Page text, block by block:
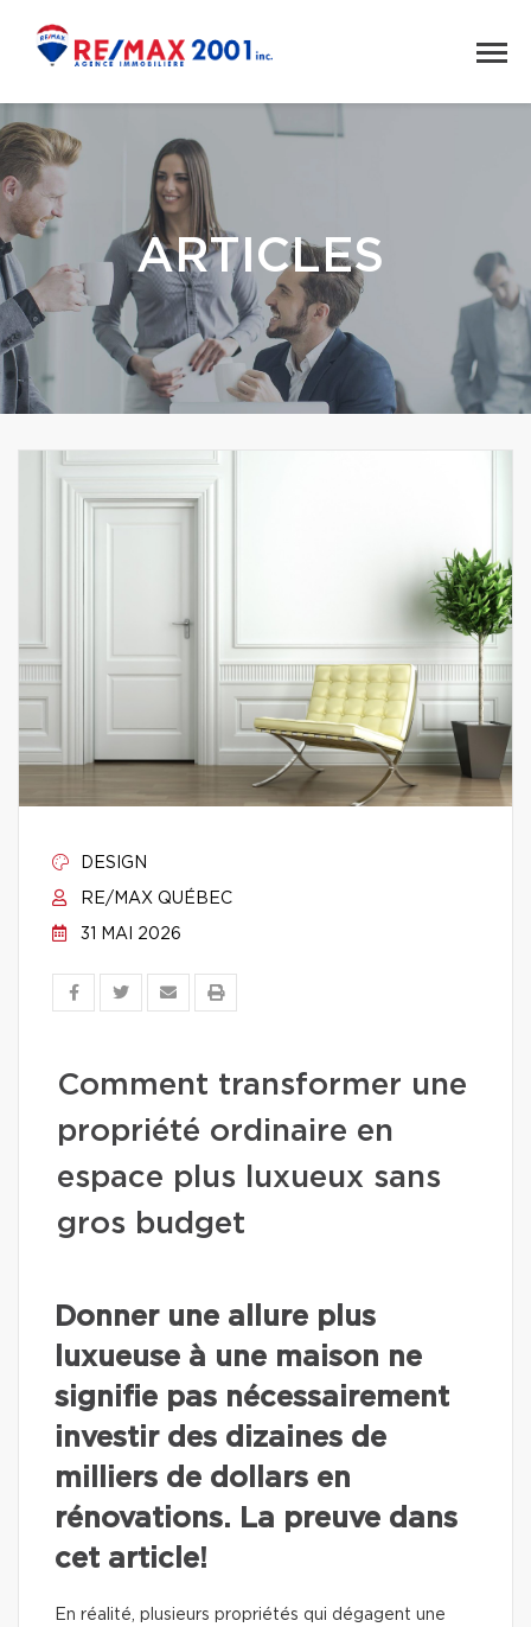
ARTICLES
DESIGN
RE/MAX QUÉBEC
31 MAI 2026
Comment transformer une
propriété ordinaire en
espace plus luxueux sans
gros budget
Donner une allure plus
luxueuse à une maison ne
signifie pas nécessairement
investir des dizaines de
milliers de dollars en
rénovations. La preuve dans
cet article!
En réalité, plusieurs propriétés qui dégagent une